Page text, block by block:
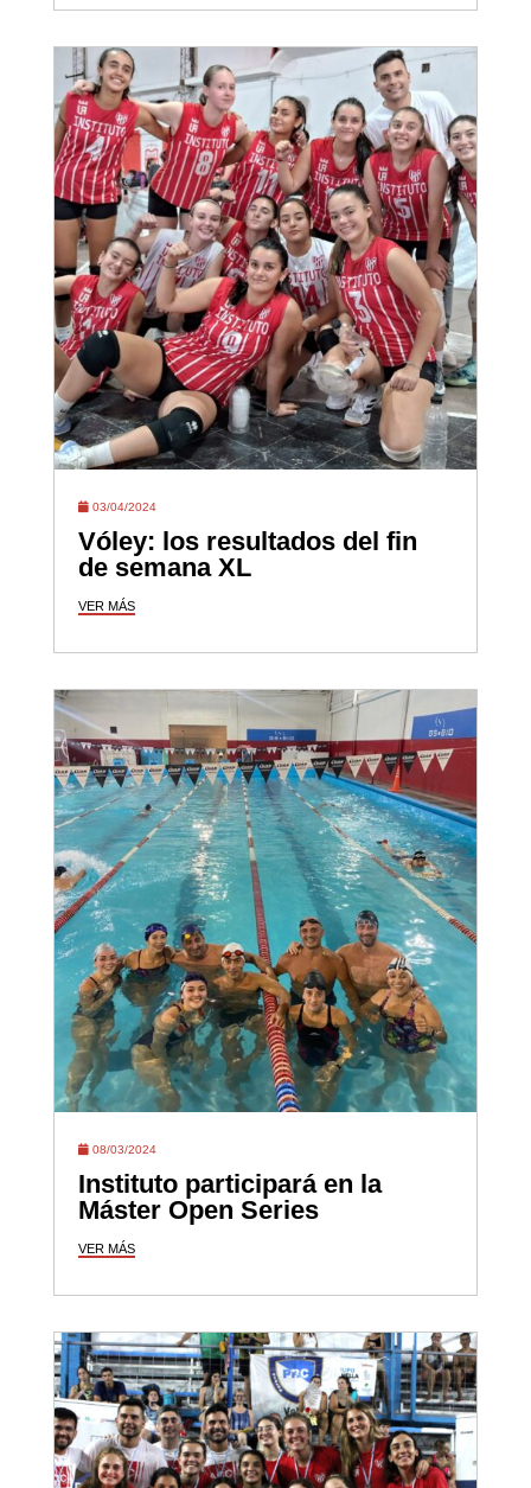
03/04/2024
Vóley: los resultados del fin
de semana XL
VER MÁS
08/03/2024
Instituto participará en la
Máster Open Series
VER MÁS